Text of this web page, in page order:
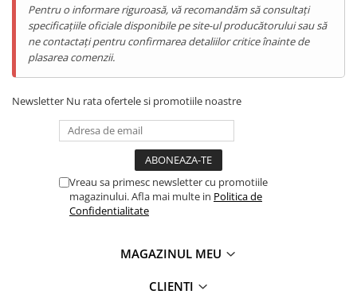
ENERGIE
Gift Card EV
STATII DE INCARCARE EV
Stații de Încărcare Rezidențiale /
Profesionale
cursuri online, gestionezi proiecte sau te bucuri de
conținut multimedia, RT9 are energia necesară să te
susțină. Încărcarea rapidă de 18W asigură revenirea
rapidă la acțiune, iar funcția de reverse charging
transformă tableta într-o sursă de energie pentru alte
Display HD de 10.1" - Spațiu Ideal
Pentru Productivitate
Pentru o informare riguroasă, vă recomandăm să consultați
specificațiile oficiale disponibile pe site-ul producătorului sau să
ne contactați pentru confirmarea detaliilor critice înainte de
plasarea comenzii.
Newsletter Nu rata ofertele si promotiile noastre
Vreau sa primesc newsletter cu promotiile
magazinului. Afla mai multe in Politica de
Confidentialitate
MAGAZINUL MEU
CLIENTI